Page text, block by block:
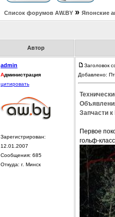
Список форумов АW.BY » Японские
Автор
admin
Администрация
цитировать
Зарегистрирован:
12.01.2007
Сообщения: 685
Откуда: г. Минск
Заголовок
Добавлено:
Запчасти к
Первое
гольф-